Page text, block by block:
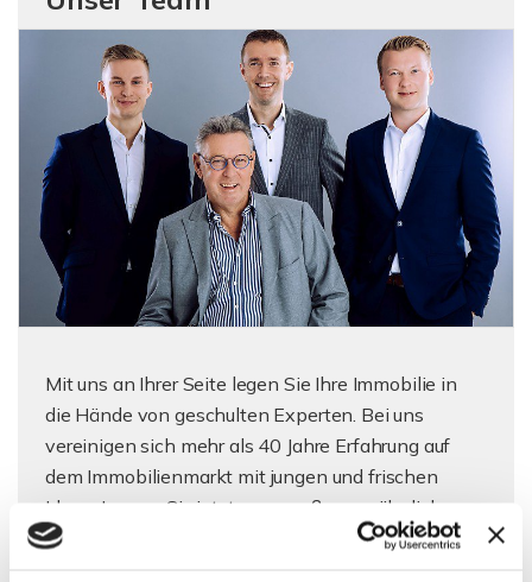
Mit uns an Ihrer Seite legen Sie Ihre Immobilie in
die Hände von geschulten Experten. Bei uns
vereinigen sich mehr als 40 Jahre Erfahrung auf
dem Immobilienmarkt mit jungen und frischen
Ideen. Lernen Sie jetzt unser außergewöhnliches
Team kennen!